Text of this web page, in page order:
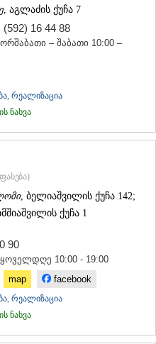
, აგლაძის ქუჩა 7
(592) 16 44 88
ორშაბათი – შაბათი 10:00 –
რეალიზაცია
ნახვა
)
, ბელიაშვილის ქუჩა 142;
ქუჩა 1
90
ყოველდღე 10:00 - 19:00
map facebook
რეალიზაცია
ნახვა